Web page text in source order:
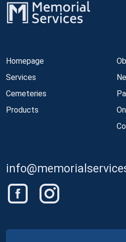
Homepage
Services
Cemeteries
Products